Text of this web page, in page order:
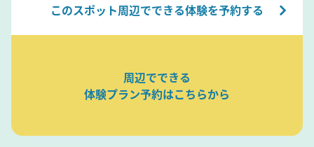
このスポット周辺でできる体験を予約する
周辺でできる
体験プラン予約はこちらから